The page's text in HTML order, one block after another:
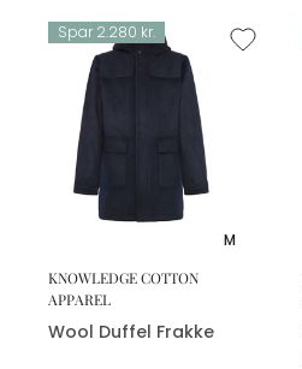
Spar 2.280 kr.
M
KNOWLEDGE COTTON
APPAREL
Wool Duffel Frakke